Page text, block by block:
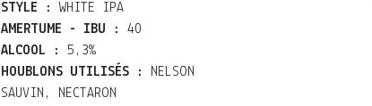
STYLE :
WHITE IPA
AMERTUME - IBU :
40
ALCOOL :
5,3%
HOUBLONS UTILISÉS :
NELSON
SAUVIN, NECTARON